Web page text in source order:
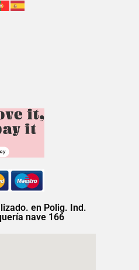
en Polig. Ind.
nave 166